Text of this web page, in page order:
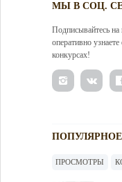
МЫ В СОЦ.
Подписывайтесь на
оперативно
конкурсах!
ПРОСМОТРЫ